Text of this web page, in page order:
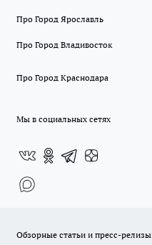
Про Город Ярославль
Про Город Владивосток
Про Город Краснодара
Мы в социальных сетях
Обзорные статьи и пресс-релизы